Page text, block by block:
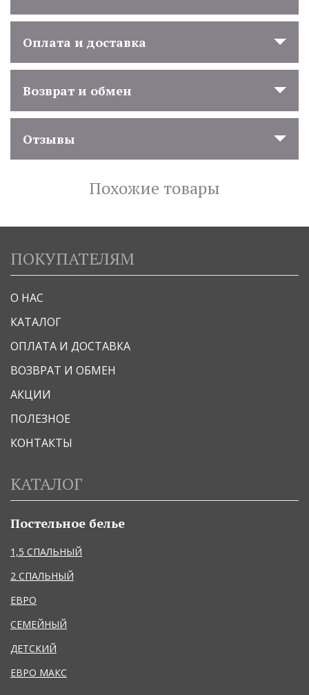
Оплата и доставка
Возврат и обмен
Отзывы
Похожие товары
ПОКУПАТЕЛЯМ
О НАС
КАТАЛОГ
ОПЛАТА И ДОСТАВКА
ВОЗВРАТ И ОБМЕН
АКЦИИ
ПОЛЕЗНОЕ
КОНТАКТЫ
КАТАЛОГ
Постельное белье
1,5 СПАЛЬНЫЙ
2 СПАЛЬНЫЙ
ЕВРО
СЕМЕЙНЫЙ
ДЕТСКИЙ
ЕВРО МАКС